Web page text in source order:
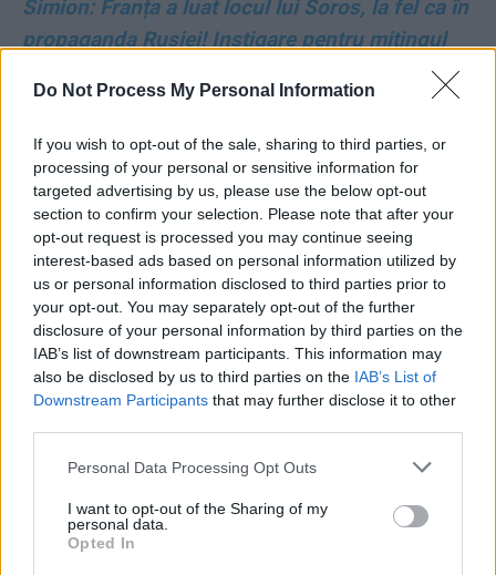
Do Not Process My Personal Information
If you wish to opt-out of the sale, sharing to third parties, or
processing of your personal or sensitive information for
targeted advertising by us, please use the below opt-out
section to confirm your selection. Please note that after your
opt-out request is processed you may continue seeing
interest-based ads based on personal information utilized by
us or personal information disclosed to third parties prior to
your opt-out. You may separately opt-out of the further
disclosure of your personal information by third parties on the
IAB’s list of downstream participants. This information may
also be disclosed by us to third parties on the IAB’s List of
Downstream Participants that may further disclose it to other
Personal Data Processing Opt Outs
I want to opt-out of the Sharing of my
personal data.
Opted In
Simion: Franța a luat locul lui Soros, la fel ca în
propaganda Rusiei! Instigare pentru mitingul
Iranului și încearcă să-i distrugă programul
nuclear, primind în schimb o ploaie de drone și
rachete
*Adversarii lui FCSB, CFR Cluj, Univ. Craiova și
„U” Cluj în tururile 1 și 2 din cupele europene la
fotbal: 4 siguri, 6 posibili
EDITORIALE:
GRIGORE CARTIANU:Urgia anti-Nicușor
ADRIAN PAPAHAGI:
Nicușor, Bolojan, asta vă e